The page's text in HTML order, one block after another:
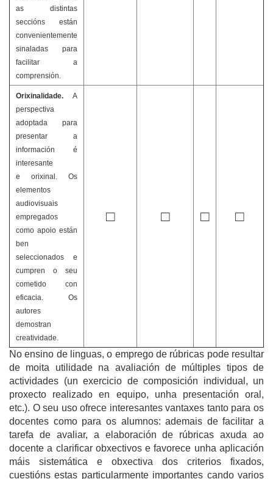
as distintas
seccións están
convenientemente
sinaladas para
facilitar a
comprensión.
Orixinalidade. A
perspectiva
adoptada para
presentar a
información é
interesante
e orixinal. Os
elementos
audiovisuais
empregados
como apoio están
ben
seleccionados e
cumpren o seu
cometido con
eficacia. Os
autores
demostran
creatividade.
□ □ □ □
No ensino de linguas, o emprego de rúbricas pode resultar
de moita utilidade na avaliación de múltiples tipos de
actividades (un exercicio de composición individual, un
proxecto realizado en equipo, unha presentación oral,
etc.). O seu uso ofrece interesantes vantaxes tanto para os
docentes como para os alumnos: ademais de facilitar a
tarefa de avaliar, a elaboración de rúbricas axuda ao
docente a clarificar obxectivos e favorece unha aplicación
máis sistemática e obxectiva dos criterios fixados,
cuestións estas particularmente importantes cando varios